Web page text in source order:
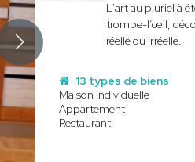
L'art au pluriel à
trompe-l’œil,
réelle ou irréelle.
13 types de biens
Maison individuelle
Appartement
Restaurant